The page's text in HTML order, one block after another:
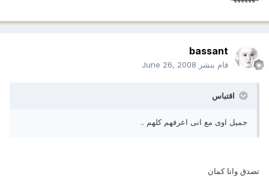
bassant
قام بنشر June 26, 2008
اقتباس
جميل اوى مع انى اعرفهم كلهم ..
تصدق وانا كمان